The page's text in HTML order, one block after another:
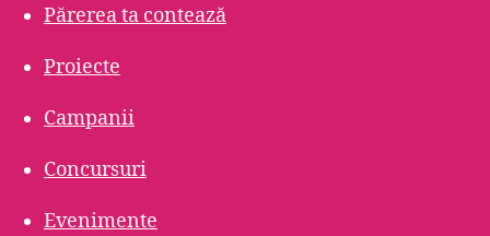
Părerea ta contează
Proiecte
Campanii
Concursuri
Evenimente